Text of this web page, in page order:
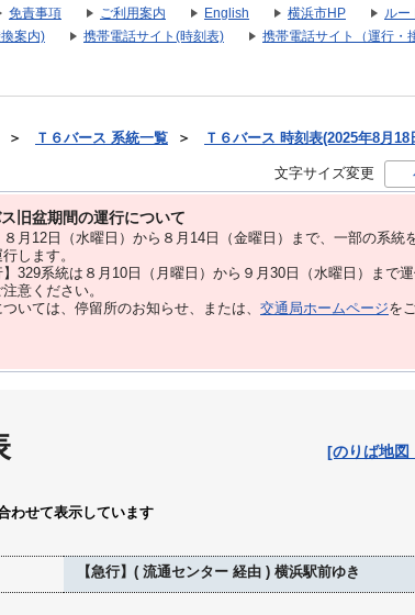
免責事項 ご利用案内 English 横浜市HP ルー
案内)
携帯電話サイト(時刻表) 携帯電話サイト（運行・
＞ Ｔ６バース 系統一覧 ＞ Ｔ６バース 時刻表(2025年8月18
文字サイズ変更
旧盆期間の運行について
⽉12⽇（水曜日）から８⽉14⽇（金曜日）まで、⼀部の系統
します。
329系統は８月10日（月曜日）から９月30日（水曜日）まで運
意ください。
ついては、停留所のお知らせ、または、 交通局ホームページを
[のりば地図
わせて表示しています
【急行】( 流通センター 経由 ) 横浜駅前ゆき